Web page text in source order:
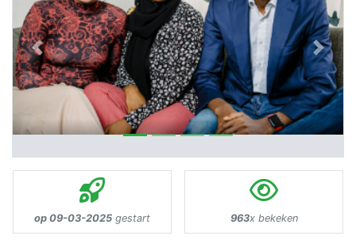
Previous Next
op 09-03-2025 gestart 963x bekeken